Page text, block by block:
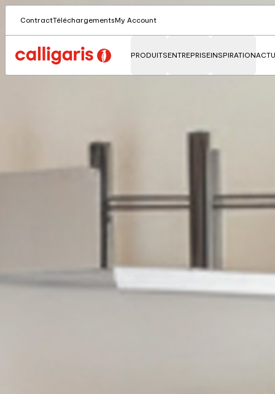
ContractTéléchargementsMy Account
PRODUITSENTREPRISEINSPIRATION